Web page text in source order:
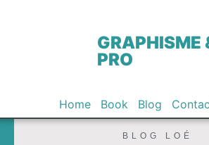
GRAPHISME
PRO
Home Book Blog
BLOG LOÉ